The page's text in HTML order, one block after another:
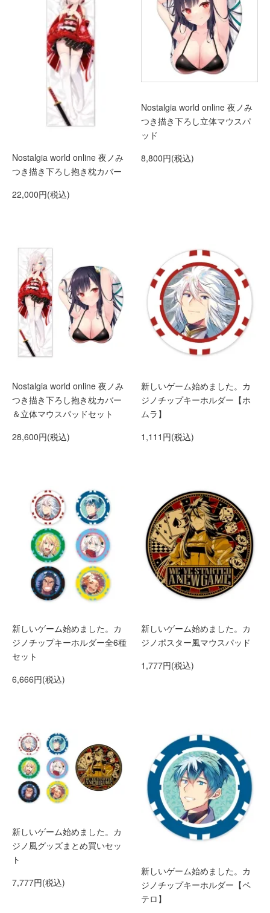
Nostalgia world online 夜ノみ
つき描き下ろし抱き枕カバー
22,000円(税込)
Nostalgia world online 夜ノみ
つき描き下ろし立体マウスパ
ッド
8,800円(税込)
Nostalgia world online 夜ノみ
つき描き下ろし抱き枕カバー
＆立体マウスパッドセット
28,600円(税込)
新しいゲーム始めました。カ
ジノチップキーホルダー【ホ
ムラ】
1,111円(税込)
新しいゲーム始めました。カ
ジノチップキーホルダー全6種
セット
6,666円(税込)
新しいゲーム始めました。カ
ジノポスター風マウスパッド
1,777円(税込)
新しいゲーム始めました。カ
ジノ風グッズまとめ買いセッ
ト
7,777円(税込)
新しいゲーム始めました。カ
ジノチップキーホルダー【ペ
テロ】